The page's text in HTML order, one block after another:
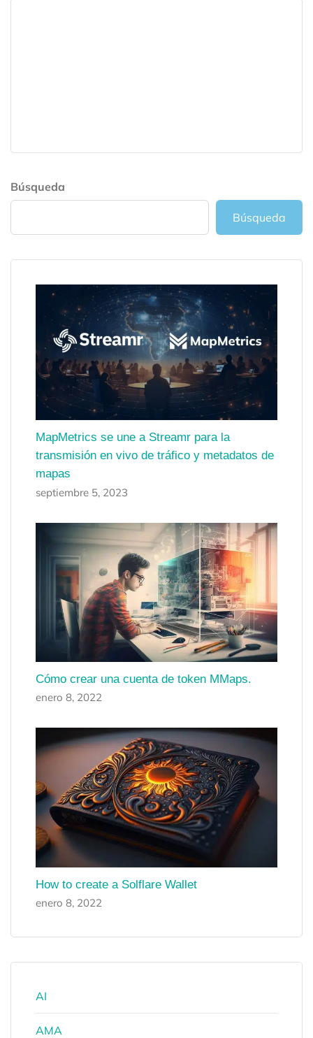
Búsqueda
Búsqueda
MapMetrics se une a Streamr para la
transmisión en vivo de tráfico y metadatos de
mapas
septiembre 5, 2023
Cómo crear una cuenta de token MMaps.
enero 8, 2022
How to create a Solflare Wallet
enero 8, 2022
AI
AMA